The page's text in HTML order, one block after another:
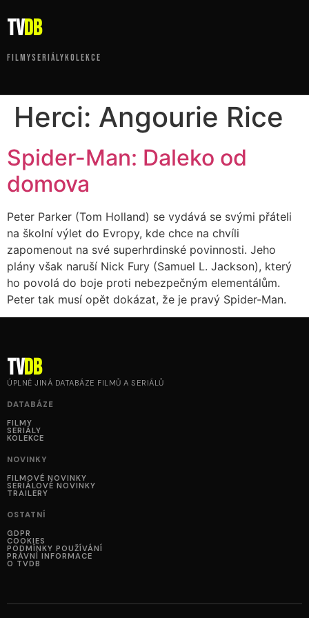
tvDB
FILMYSERIÁLY KOLEKCE
Herci: Angourie Rice
Spider-Man: Daleko od
domova
Peter Parker (Tom Holland) se vydává se svými přáteli
na školní výlet do Evropy, kde chce na chvíli
zapomenout na své superhrdinské povinnosti. Jeho
plány však naruší Nick Fury (Samuel L. Jackson), který
ho povolá do boje proti nebezpečným elementálům.
Peter tak musí opět dokázat, že je pravý Spider-Man.
tvDB
ÚPLNĚ JINÁ DATABÁZE FILMŮ A SERIÁLŮ
DATABÁZE
FILMY
SERIÁLY
KOLEKCE
NOVINKY
FILMOVÉ NOVINKY
SERIÁLOVÉ NOVINKY
TRAILERY
OSTATNÍ
GDPR
COOKIES
PODMÍNKY POUŽÍVÁNÍ
PRÁVNÍ INFORMACE
O TVDB